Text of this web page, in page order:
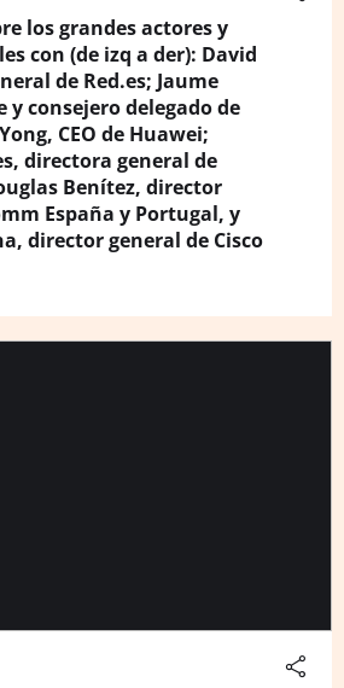
los grandes actores y
con (de izq a der): David
de Red.es; Jaume
consejero delegado de
CEO de Huawei;
directora general de
Benítez, director
España y Portugal, y
director general de Cisco